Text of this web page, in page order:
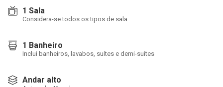
1 Sala
Considera-se todos os tipos de sala
1 Banheiro
Inclui banheiros, lavabos, suítes e demi-suítes
Andar alto